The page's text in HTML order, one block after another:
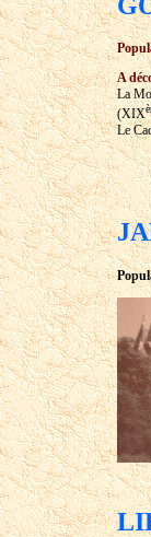
A
La
(XIX
Le